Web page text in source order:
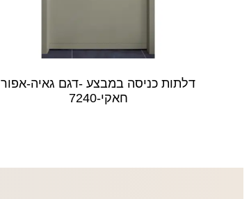
דלתות כניסה במבצע -דגם גאיה-אפור
חאקי-7240